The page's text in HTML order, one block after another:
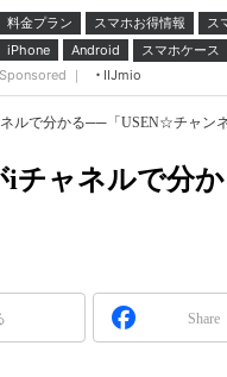
料金プラン スマホお得情報 ス
iPhone
Android スマホケース
Sponsored ｜
IIJmio
ルで分かる──「USEN☆チャンネ
iチャネルで分
Share